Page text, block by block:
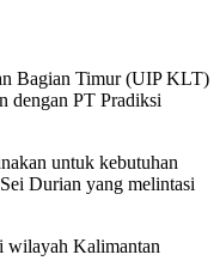
Bagian Timur (UIP KLT)
dengan PT Pradiksi
untuk kebutuhan
Durian yang melintasi
wilayah Kalimantan